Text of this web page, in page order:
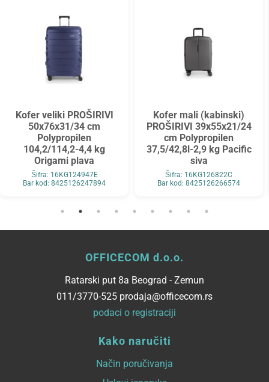
Kofer veliki PROŠIRIVI
50x76x31/34 cm
Polypropilen
104,2/114,2-4,4 kg
Origami plava
Šifra: 16KG124947E
Bar kod: 8425126247894
Kofer mali (kabinski)
PROŠIRIVI 39x55x21/24
cm Polypropilen
37,5/42,8l-2,9 kg Pacific
siva
Šifra: 16KG126822C
Bar kod: 8425126266574
OFFICECOM d.o.o.
Ratarski put 8a Beograd - Zemun
011/3770-525 prodaja@officecom.rs
podaci o registraciji
Kako naručiti
Način poručivanja